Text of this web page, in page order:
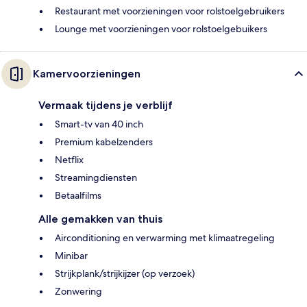
Restaurant met voorzieningen voor rolstoelgebruikers
Lounge met voorzieningen voor rolstoelgebuikers
Kamervoorzieningen
Vermaak tijdens je verblijf
Smart-tv van 40 inch
Premium kabelzenders
Netflix
Streamingdiensten
Betaalfilms
Alle gemakken van thuis
Airconditioning en verwarming met klimaatregeling
Minibar
Strijkplank/strijkijzer (op verzoek)
Zonwering